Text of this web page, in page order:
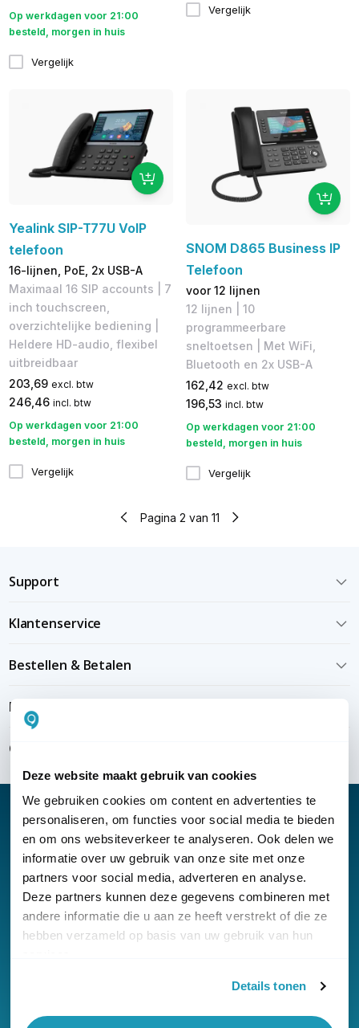
Deze website maakt gebruik van cookies
We gebruiken cookies om content en advertenties te
personaliseren, om functies voor social media te bieden
en om ons websiteverkeer te analyseren. Ook delen we
informatie over uw gebruik van onze site met onze
partners voor social media, adverteren en analyse.
Deze partners kunnen deze gegevens combineren met
andere informatie die u aan ze heeft verstrekt of die ze
hebben verzameld op basis van uw gebruik van hun
Details tonen
Op werkdagen voor 21:00
besteld, morgen in huis
Vergelijk
Vergelijk
Yealink SIP-T77U VoIP
telefoon
16-lijnen, PoE, 2x USB-A
Maximaal 16 SIP accounts | 7
inch touchscreen,
overzichtelijke bediening |
Heldere HD-audio, flexibel
uitbreidbaar
203,69 excl. btw
246,46 incl. btw
Op werkdagen voor 21:00
besteld, morgen in huis
Vergelijk
SNOM D865 Business IP
Telefoon
voor 12 lijnen
12 lijnen | 10
programmeerbare
sneltoetsen | Met WiFi,
Bluetooth en 2x USB-A
162,42 excl. btw
196,53 incl. btw
Op werkdagen voor 21:00
besteld, morgen in huis
Vergelijk
Pagina 2 van 11
Support
Klantenservice
Bestellen & Betalen
Bezorgen & installeren
Over KommaGo
© Copyright KommaGo
Nieuwsbrief
Klantenservice